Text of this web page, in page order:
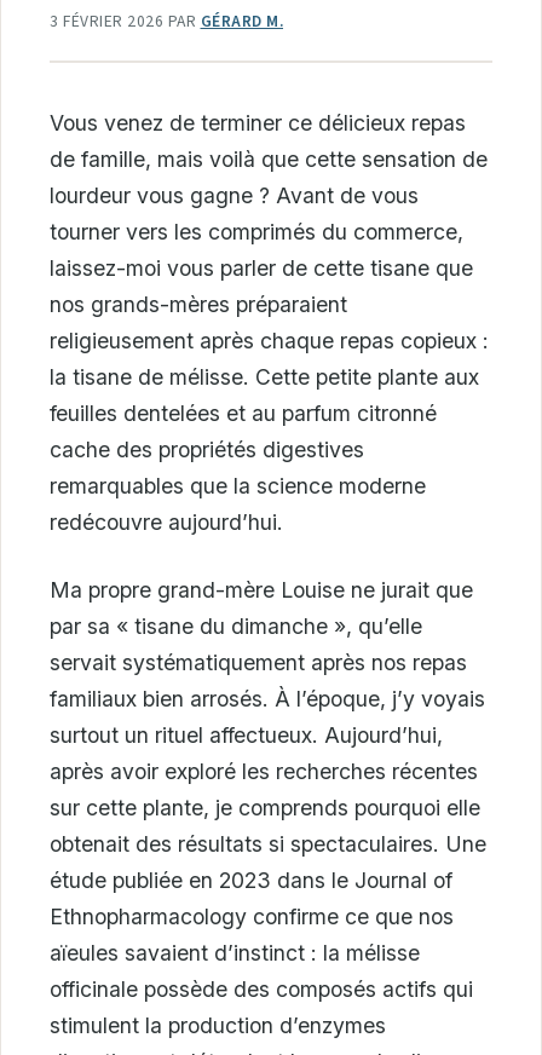
3 FÉVRIER 2026 PAR GÉRARD M.
Vous venez de terminer ce délicieux repas
de famille, mais voilà que cette sensation de
lourdeur vous gagne ? Avant de vous
tourner vers les comprimés du commerce,
laissez-moi vous parler de cette tisane que
nos grands-mères préparaient
religieusement après chaque repas copieux :
la tisane de mélisse. Cette petite plante aux
feuilles dentelées et au parfum citronné
cache des propriétés digestives
remarquables que la science moderne
redécouvre aujourd’hui.
Ma propre grand-mère Louise ne jurait que
par sa « tisane du dimanche », qu’elle
servait systématiquement après nos repas
familiaux bien arrosés. À l’époque, j’y voyais
surtout un rituel affectueux. Aujourd’hui,
après avoir exploré les recherches récentes
sur cette plante, je comprends pourquoi elle
obtenait des résultats si spectaculaires. Une
étude publiée en 2023 dans le Journal of
Ethnopharmacology confirme ce que nos
aïeules savaient d’instinct : la mélisse
officinale possède des composés actifs qui
stimulent la production d’enzymes